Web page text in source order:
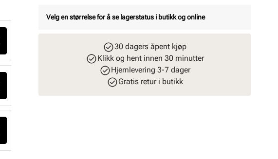
Velg en størrelse for å se lagerstatus i butikk og online
30 dagers åpent kjøp
Klikk og hent innen 30 minutter
Hjemlevering 3-7 dager
Gratis retur i butikk